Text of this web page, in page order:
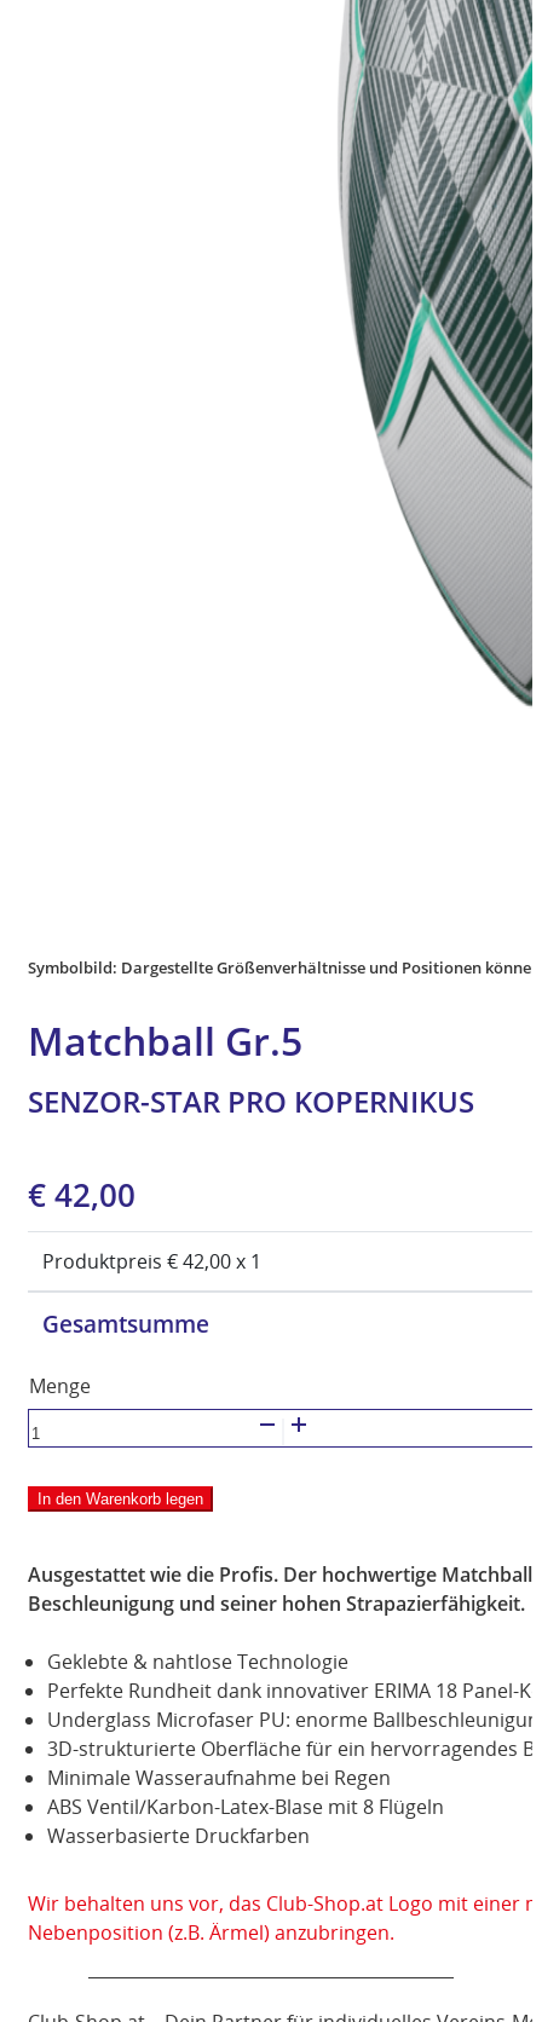
Symbolbild: Dargestellte Größenverhältnisse und Positionen
Matchball Gr.5
SENZOR-STAR PRO KOPERNIKUS
Ursprünglicher
Preis
war:
€ 59,99
€42,00
Preis
ist:
€ 42,00.
Produktpreis €42,00x 1
Gesamtsumme
SENZOR-
STAR
PRO
KOPERNIKUS
In den Warenkorb legen
Ausgestattet wie die Profis. Der hochwertige
Beschleunigung und seiner hohen Strapazierfähigkeit.
Geklebte & nahtlose Technologie
Perfekte Rundheit dank innovativer ERIMA 18 Panel-
Underglass Microfaser PU: enorme
3D-strukturierte Oberfläche für ein hervorragendes
Minimale Wasseraufnahme bei Regen
ABS Ventil/Karbon-Latex-Blase mit 8 Flügeln
Wasserbasierte Druckfarben
Wir behalten uns vor, das Club-Shop.at Logo mit einer
Nebenposition (z.B. Ärmel) anzubringen.